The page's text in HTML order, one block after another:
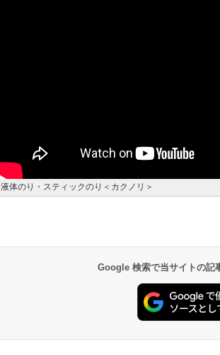
液体のり・スティックのり＜カクノリ＞
Google 検索で当サイトの記